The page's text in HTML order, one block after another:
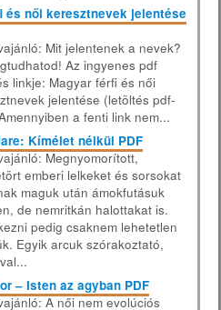
és női keresztnevek jelentése
Mit jelentenek a nevek?
Az ingyenes pdf
linkje: Magyar férfi és női
jelentése (letöltés pdf-
a fenti link nem...
Kímélet nélkül PDF
Megnyomorított,
emberi lelkeket és sorsokat
maguk után ámokfutásuk
de nemritkán halottakat is.
pedig csaknem lehetetlen
Egyik arcuk szórakoztató,
– Isten az agyban PDF
A női nem evolúciós